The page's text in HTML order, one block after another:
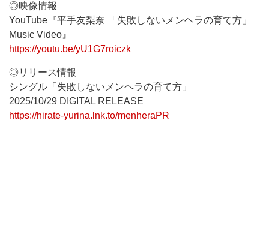
◎映像情報
YouTube『平手友梨奈 「失敗しないメンヘラの育て方」
Music Video』
https://youtu.be/yU1G7roiczk
◎リリース情報
シングル「失敗しないメンヘラの育て方」
2025/10/29 DIGITAL RELEASE
https://hirate-yurina.lnk.to/menheraPR